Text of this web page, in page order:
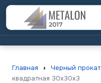
Главная › Черный прокат
квадратная 30х30х3